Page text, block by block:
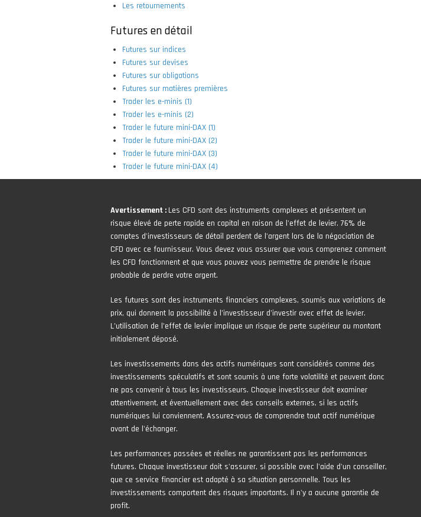
Les retournements
Futures en détail
Futures sur indices
Futures sur devises
Futures sur obligations
Futures sur matières premières
Trader les e-minis (1)
Trader les e-minis (2)
Trader le future mini-DAX (1)
Trader le future mini-DAX (2)
Trader le future mini-DAX (3)
Trader le future mini-DAX (4)
Avertissement : Les CFD sont des instruments complexes et présentent un
risque élevé de perte rapide en capital en raison de l'effet de levier. 76% de
comptes d'investisseurs de détail perdent de l'argent lors de la négociation de
CFD avec ce fournisseur. Vous devez vous assurer que vous comprenez comment
les CFD fonctionnent et que vous pouvez vous permettre de prendre le risque
probable de perdre votre argent.
Les futures sont des instruments financiers complexes, soumis aux variations de
prix, qui donnent la possibilité à l’investisseur d’investir avec effet de levier.
L’utilisation de l’effet de levier implique un risque de perte supérieur au montant
initialement déposé.
Les investissements dans des actifs numériques sont considérés comme des
investissements spéculatifs et sont soumis à une forte volatilité et peuvent donc
ne pas convenir à tous les investisseurs. Chaque investisseur doit examiner
attentivement, et éventuellement avec des conseils externes, si les actifs
numériques lui conviennent. Assurez-vous de comprendre tout actif numérique
avant de l'échanger.
Les performances passées et réelles ne garantissent pas les performances
futures. Chaque investisseur doit s'assurer, si possible avec l'aide d'un conseiller,
que ce service financier est adapté à sa situation personnelle. Tous les
investissements comportent des risques importants. Il n'y a aucune garantie de
profit.